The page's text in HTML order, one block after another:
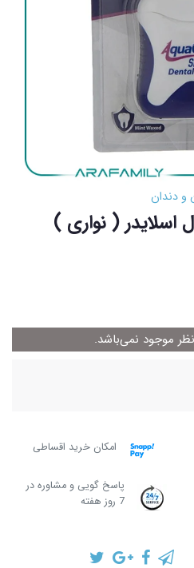
و دندان
اسلایدر ( نواری )
موجود نمی‌باشد.
امکان خرید اقساطی
پاسخ گویی و مشاوره در
7 روز هفته